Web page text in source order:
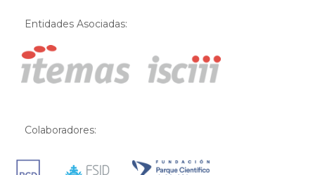
Entidades Asociadas:
Colaboradores: